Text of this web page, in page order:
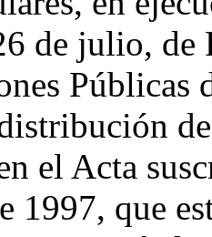
de julio, de
Públicas
el Acta
1997, que